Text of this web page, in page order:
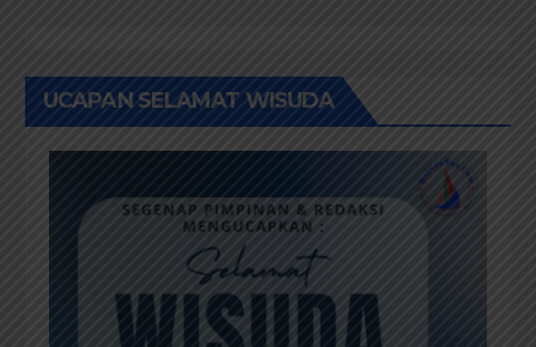
UCAPAN SELAMAT WISUDA